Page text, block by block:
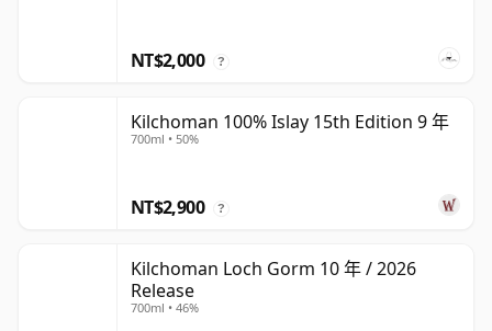
NT$2,000 ?
Kilchoman 100% Islay 15th Edition 9 年
700ml • 50%
NT$2,900 ?
Kilchoman Loch Gorm 10 年 / 2026
Release
700ml • 46%